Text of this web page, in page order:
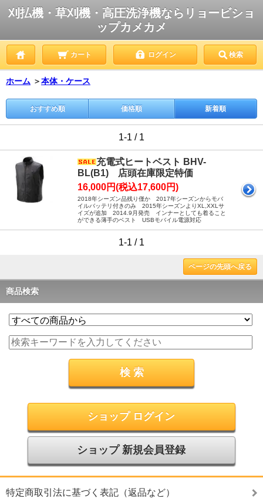
刈払機・草刈機・高圧洗浄機ならリョービショ
ップカメカメ
カート ログイン 検索
ホーム ＞本体・ケース
おすすめ順 価格順 新着順
1-1 / 1
充電式ヒートベスト BHV-
BL(B1) 店頭在庫限定特価
16,000円(税込17,600円)
2018年シーズン品残り僅か 2017年シーズンからモバ
イルバッテリ付きのみ 2015年シーズンよりXL,XXLサ
イズが追加 2014.9月発売 インナーとしても着ること
ができる薄手のベスト USBモバイル電源対応
1-1 / 1
ページの先頭へ戻る
商品検索
ショップ ログイン
ショップ 新規会員登録
特定商取引法に基づく表記（返品など）